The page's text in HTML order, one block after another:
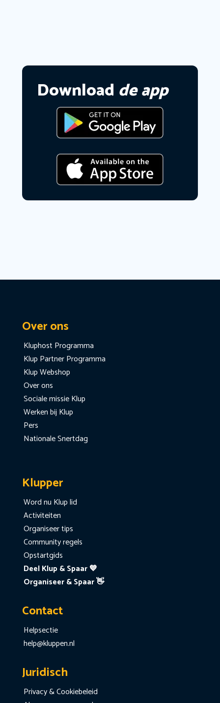
Download de app
Over ons
Kluphost Programma
Klup Partner Programma
Klup Webshop
Over ons
Sociale missie Klup
Werken bij Klup
Pers
Nationale Snertdag
Klupper
Word nu Klup lid
Activiteiten
Organiseer tips
Community regels
Opstartgids
Deel Klup & Spaar 💙
Organiseer & Spaar 👋
Contact
Helpsectie
help@kluppen.nl
Juridisch
Privacy & Cookiebeleid